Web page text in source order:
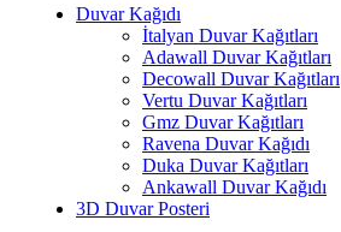
Duvar Kağıdı
İtalyan Duvar Kağıtları
Adawall Duvar Kağıtları
Decowall Duvar Kağıtları
Vertu Duvar Kağıtları
Gmz Duvar Kağıtları
Ravena Duvar Kağıdı
Duka Duvar Kağıtları
Ankawall Duvar Kağıdı
3D Duvar Posteri